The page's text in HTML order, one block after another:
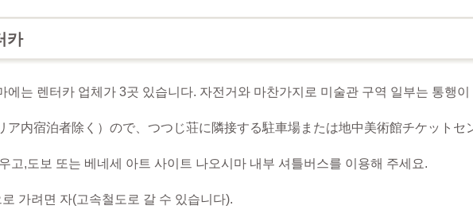
카
렌터카 업체가 3곳 있습니다. 자전거와 마찬가지로 미술관 구역 일부는 통행이
ア内宿泊者除く）ので、つつじ荘に隣接する駐車場または地中美術館チケットセ
고, 도보 또는 베네세 아트 사이트 나오시마 내부 셔틀버스를 이용해 주세요.
가려면 자(고속철도로 갈 수 있습니다).